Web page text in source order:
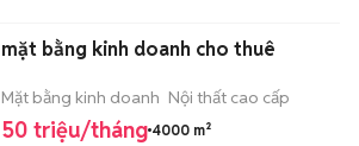
mặt bằng kinh doanh cho thuê
Mặt bằng kinh doanh Nội thất cao cấp
50 triệu/tháng 4000 m²